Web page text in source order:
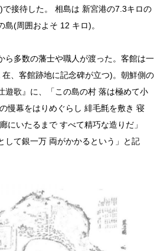
接待した。 相島は 新宮港の7.3キロの
(周囲およそ 12 キロ)。
ら多数の藩士や職人が渡った。客館は一
、客館跡地に記念碑が立つ)。朝鮮側の
遊歌』に、「この島の村 落は極めて小
慢幕をはりめぐらし 緋毛氈を敷き 寝
にいたるまで すべて精巧な造りだ」
して銀一万 両がかかるという」と記